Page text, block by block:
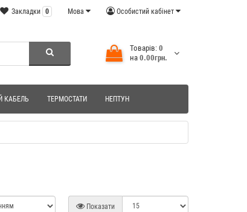
Особистий кабінет
Мова
Закладки 0
Товарів: 0
на 0.00грн.
КАБЕЛЬ ТЕРМОСТАТИ НЕПТУН
Показати